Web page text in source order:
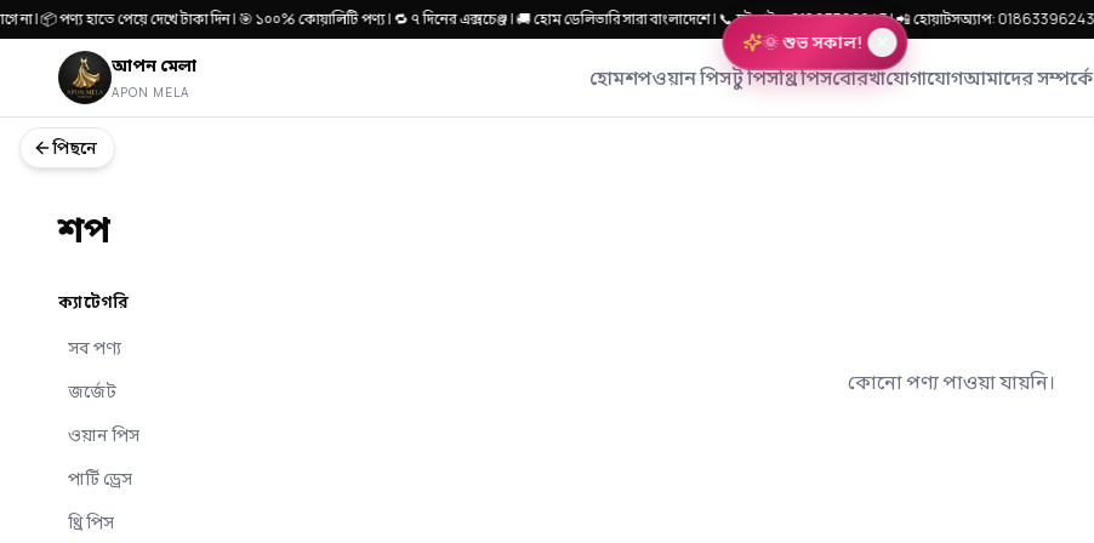
🌞 শুভ সকাল!
| 📦 পণ্য হাতে পেয়ে দেখে টাকা দিন | 🎯 ১০০% কোয়ালিটি পণ্য | 🔁 ৭ দিনের এক্সচেঞ্জ | 🚚 হোম ডেলিভারি সারা বাংলাদেশে | 📞 হটলাইন: 01863396243 | 📲 হোয়াটসঅ্যাপ: 01863396243
আপন মেলা
APON MELA
হোমশপওয়ান পিসটু পিসথ্রি পিসবোরখাযোগাযোগআমাদের সম্পর্কে
পিছনে
শপ
ক্যাটেগরি
সব পণ্য
জর্জেট
ওয়ান পিস
পার্টি ড্রেস
থ্রি পিস
কোনো পণ্য পাওয়া যায়নি।